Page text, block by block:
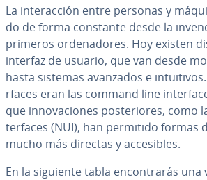
La in­ter­ac­ción entre personas y
do de forma constante desde la
primeros or­de­na­do­res. Hoy existen
interfaz de usuario, que van desde
hasta sistemas avanzados e
r­fa­ces eran las command line
que in­no­va­cio­nes po­s­te­rio­res, como
te­r­fa­ces (NUI), han permitido formas
mucho más directas y ac­ce­si­bles.
En la siguiente tabla en­co­n­tra­rás una